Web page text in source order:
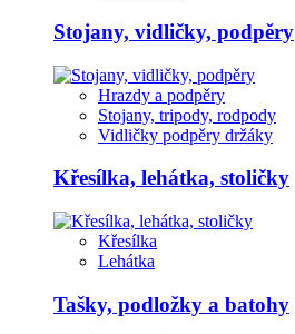
Stojany, vidličky, podpěry
Hrazdy a podpěry
Stojany, tripody, rodpody
Vidličky podpěry držáky
Křesílka, lehátka, stoličky
Křesílka
Lehátka
Tašky, podložky a batohy